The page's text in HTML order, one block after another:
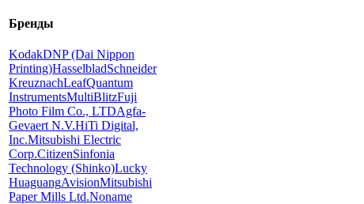
Бренды
KodakDNP (Dai Nippon
Printing)HasselbladSchneider
KreuznachLeafQuantum
InstrumentsMultiBlitzFuji
Photo Film Co., LTDAgfa-
Gevaert N.V.HiTi Digital,
Inc.Mitsubishi Electric
Corp.CitizenSinfonia
Technology (Shinko)Lucky
HuaguangAvisionMitsubishi
Paper Mills Ltd.Noname